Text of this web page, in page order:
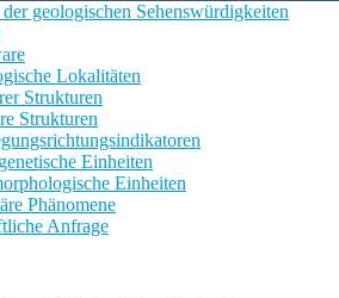
geologischen Sehenswürdigkeiten
Lokalitäten
Strukturen
Strukturen
Einheiten
Einheiten
Phänomene
Anfrage